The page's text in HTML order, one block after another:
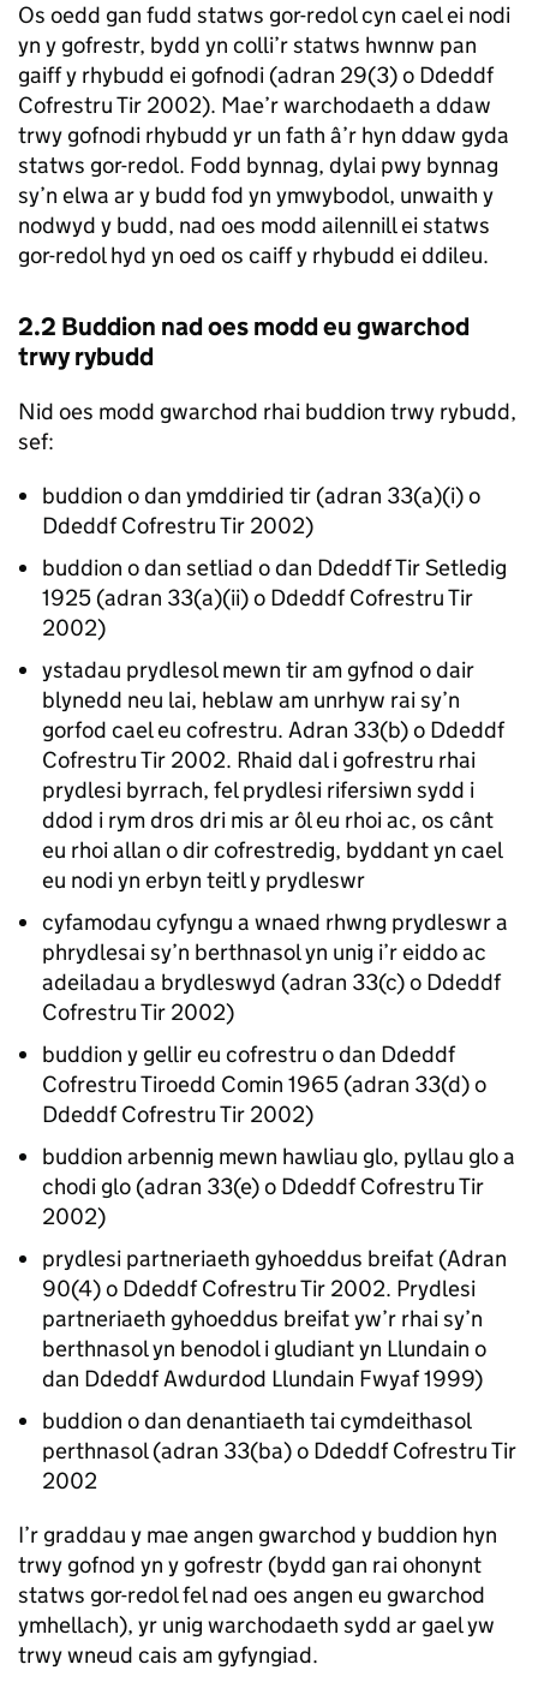
Os oedd gan fudd statws gor-redol cyn cael ei nodi
yn y gofrestr, bydd yn colli’r statws hwnnw pan
gaiff y rhybudd ei gofnodi (adran 29(3) o Ddeddf
Cofrestru Tir 2002). Mae’r warchodaeth a ddaw
trwy gofnodi rhybudd yr un fath â’r hyn ddaw gyda
statws gor-redol. Fodd bynnag, dylai pwy bynnag
sy’n elwa ar y budd fod yn ymwybodol, unwaith y
nodwyd y budd, nad oes modd ailennill ei statws
gor-redol hyd yn oed os caiff y rhybudd ei ddileu.
2.2 Buddion nad oes modd eu gwarchod
trwy rybudd
Nid oes modd gwarchod rhai buddion trwy rybudd,
sef:
buddion o dan ymddiried tir (adran 33(a)(i) o
Ddeddf Cofrestru Tir 2002)
buddion o dan setliad o dan Ddeddf Tir Setledig
1925 (adran 33(a)(ii) o Ddeddf Cofrestru Tir
2002)
ystadau prydlesol mewn tir am gyfnod o dair
blynedd neu lai, heblaw am unrhyw rai sy’n
gorfod cael eu cofrestru. Adran 33(b) o Ddeddf
Cofrestru Tir 2002. Rhaid dal i gofrestru rhai
prydlesi byrrach, fel prydlesi rifersiwn sydd i
ddod i rym dros dri mis ar ôl eu rhoi ac, os cânt
eu rhoi allan o dir cofrestredig, byddant yn cael
eu nodi yn erbyn teitl y prydleswr
cyfamodau cyfyngu a wnaed rhwng prydleswr a
phrydlesai sy’n berthnasol yn unig i’r eiddo ac
adeiladau a brydleswyd (adran 33(c) o Ddeddf
Cofrestru Tir 2002)
buddion y gellir eu cofrestru o dan Ddeddf
Cofrestru Tiroedd Comin 1965 (adran 33(d) o
Ddeddf Cofrestru Tir 2002)
buddion arbennig mewn hawliau glo, pyllau glo a
chodi glo (adran 33(e) o Ddeddf Cofrestru Tir
2002)
prydlesi partneriaeth gyhoeddus breifat (Adran
90(4) o Ddeddf Cofrestru Tir 2002. Prydlesi
partneriaeth gyhoeddus breifat yw’r rhai sy’n
berthnasol yn benodol i gludiant yn Llundain o
dan Ddeddf Awdurdod Llundain Fwyaf 1999)
buddion o dan denantiaeth tai cymdeithasol
perthnasol (adran 33(ba) o Ddeddf Cofrestru Tir
2002
I’r graddau y mae angen gwarchod y buddion hyn
trwy gofnod yn y gofrestr (bydd gan rai ohonynt
statws gor-redol fel nad oes angen eu gwarchod
ymhellach), yr unig warchodaeth sydd ar gael yw
trwy wneud cais am gyfyngiad.